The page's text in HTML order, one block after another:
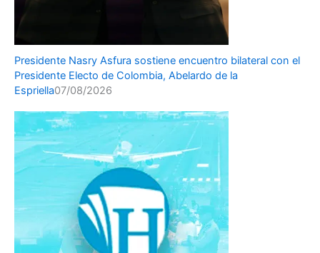
Presidente Nasry Asfura sostiene encuentro bilateral con el
Presidente Electo de Colombia, Abelardo de la
Espriella07/08/2026